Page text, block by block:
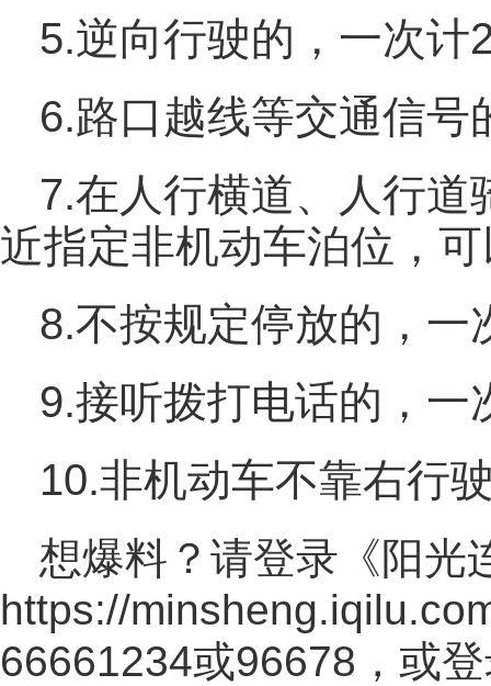
5.逆向行驶的，一次计
6.路口越线等交通信号
7.在人行横道、人行道
近指定非机动车泊位，
8.不按规定停放的，一
9.接听拨打电话的，一
10.非机动车不靠右行
想爆料？请登录《阳光
https://
66661234或96678，或